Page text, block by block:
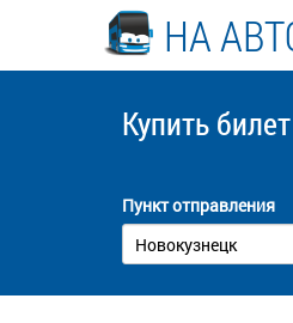
НА
Купить билет
Пункт отправления